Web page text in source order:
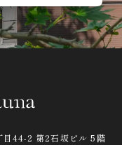
目44-2 第2石坂ビル 5階